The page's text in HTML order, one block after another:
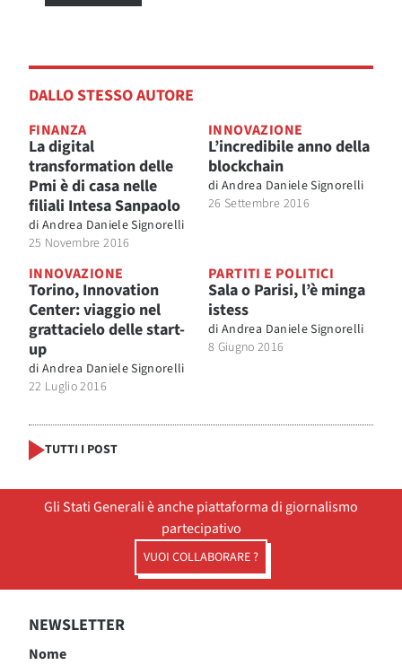
DALLO STESSO AUTORE
FINANZA
La digital
transformation delle
Pmi è di casa nelle
filiali Intesa Sanpaolo
di Andrea Daniele Signorelli
25 Novembre 2016
INNOVAZIONE
L’incredibile anno della
blockchain
di Andrea Daniele Signorelli
26 Settembre 2016
INNOVAZIONE
Torino, Innovation
Center: viaggio nel
grattacielo delle start-
up
di Andrea Daniele Signorelli
22 Luglio 2016
PARTITI E POLITICI
Sala o Parisi, l’è minga
istess
di Andrea Daniele Signorelli
8 Giugno 2016
TUTTI I POST
Gli Stati Generali è anche piattaforma di giornalismo
partecipativo
VUOI COLLABORARE ?
NEWSLETTER
Nome